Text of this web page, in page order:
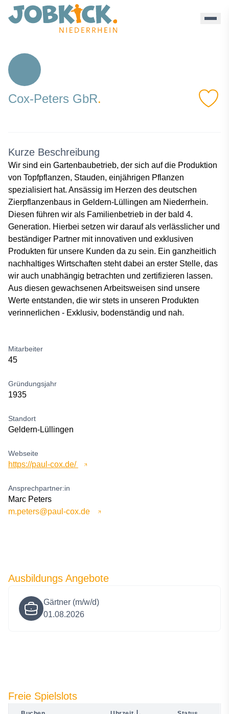
Cox Peters Gbr - Jobkick Niederrhein
Cox-Peters GbR.
Kurze Beschreibung
Wir sind ein Gartenbaubetrieb, der sich auf die Produktion
von Topfpflanzen, Stauden, einjährigen Pflanzen
spezialisiert hat. Ansässig im Herzen des deutschen
Zierpflanzenbaus in Geldern-Lüllingen am Niederrhein.
Diesen führen wir als Familienbetrieb in der bald 4.
Generation. Hierbei setzen wir darauf als verlässlicher und
beständiger Partner mit innovativen und exklusiven
Produkten für unsere Kunden da zu sein. Ein ganzheitlich
nachhaltiges Wirtschaften steht dabei an erster Stelle, das
wir auch unabhängig betrachten und zertifizieren lassen.
Aus diesen gewachsenen Arbeitsweisen sind unsere
Werte entstanden, die wir stets in unseren Produkten
verinnerlichen - Exklusiv, bodenständig und nah.
Mitarbeiter
45
Gründungsjahr
1935
Standort
Geldern-Lüllingen
Webseite
https://paul-cox.de/
Ansprechpartner:in
Marc Peters
m.peters@paul-cox.de
Ausbildungs Angebote
Gärtner (m/w/d)
01.08.2026
Freie Spielslots